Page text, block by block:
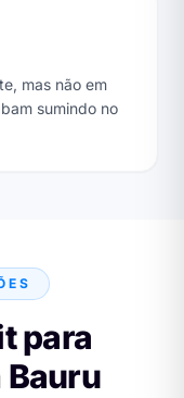
mas não em
sumindo no
para